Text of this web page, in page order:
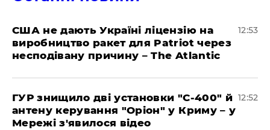
США не дають Україні ліцензію на
виробництво ракет для Patriot через
несподівану причину – The Atlantic
12:53
ГУР знищило дві установки "С-400" й
антену керування "Оріон" у Криму – у
Мережі з'явилося відео
12:52